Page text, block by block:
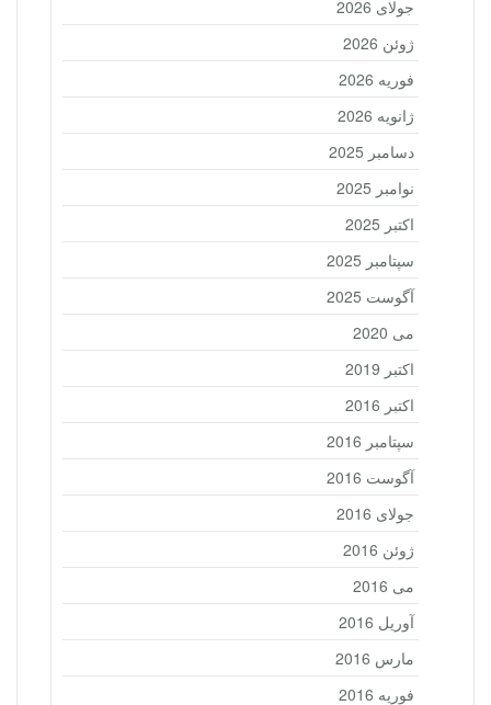
جولای 2026
ژوئن 2026
فوریه 2026
ژانویه 2026
دسامبر 2025
نوامبر 2025
اکتبر 2025
سپتامبر 2025
آگوست 2025
می 2020
اکتبر 2019
اکتبر 2016
سپتامبر 2016
آگوست 2016
جولای 2016
ژوئن 2016
می 2016
آوریل 2016
مارس 2016
فوریه 2016